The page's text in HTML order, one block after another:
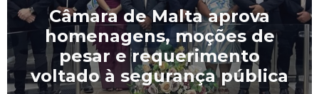
Câmara de Malta aprova
homenagens, moções de
pesar e requerimento
voltado à segurança pública